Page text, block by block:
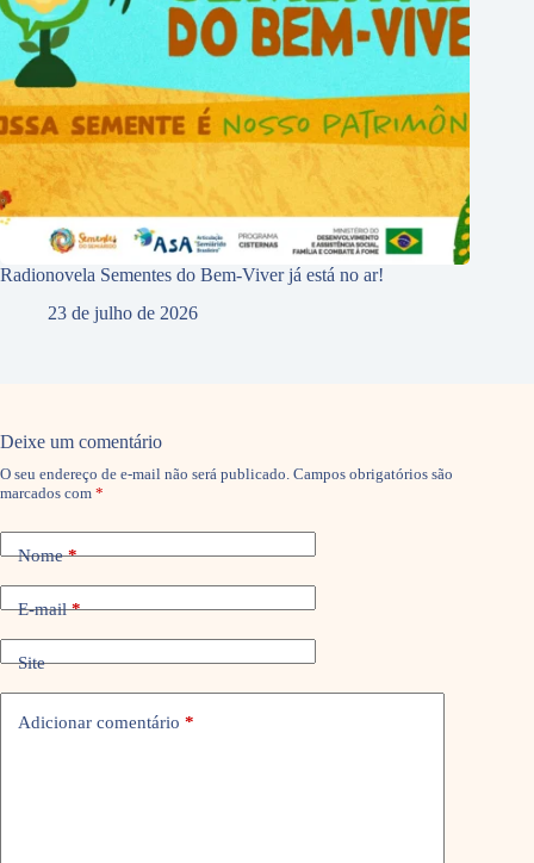
Radionovela Sementes do Bem-Viver já está no ar!
23 de julho de 2026
Deixe um comentário
O seu endereço de e-mail não será publicado. Campos obrigatórios são
marcados com *
Nome*
E-mail*
Site
Adicionar comentário *